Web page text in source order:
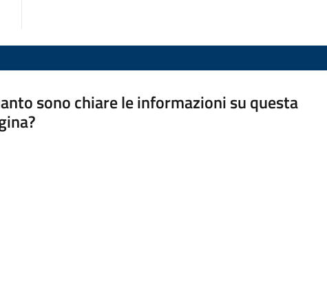
sono chiare le informazioni su questa